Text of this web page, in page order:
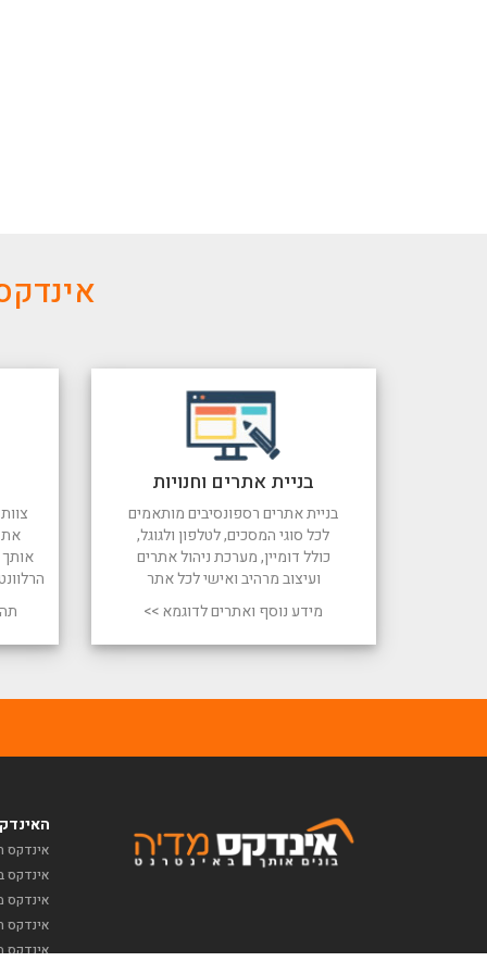
את
אותך
בניית אתרים וחנויות
בניית אתרים רספונסיבים מותאמים
לכל סוגי המסכים, לטלפון ולגוגל,
כולל דומיין, מערכת ניהול אתרים
ועיצוב מרהיב ואישי לכל אתר
מידע נוסף ואתרים לדוגמא >>
אינדקס
אינדקס
אינדקס
אינדקס
אינדקס